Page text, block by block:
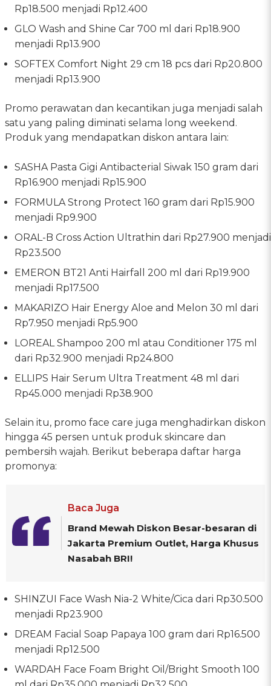
Rp18.500 menjadi Rp12.400
GLO Wash and Shine Car 700 ml dari Rp18.900
menjadi Rp13.900
SOFTEX Comfort Night 29 cm 18 pcs dari Rp20.800
menjadi Rp13.900
Promo perawatan dan kecantikan juga menjadi salah
satu yang paling diminati selama long weekend.
Produk yang mendapatkan diskon antara lain:
SASHA Pasta Gigi Antibacterial Siwak 150 gram dari
Rp16.900 menjadi Rp15.900
FORMULA Strong Protect 160 gram dari Rp15.900
menjadi Rp9.900
ORAL-B Cross Action Ultrathin dari Rp27.900 menjadi
Rp23.500
EMERON BT21 Anti Hairfall 200 ml dari Rp19.900
menjadi Rp17.500
MAKARIZO Hair Energy Aloe and Melon 30 ml dari
Rp7.950 menjadi Rp5.900
LOREAL Shampoo 200 ml atau Conditioner 175 ml
dari Rp32.900 menjadi Rp24.800
ELLIPS Hair Serum Ultra Treatment 48 ml dari
Rp45.000 menjadi Rp38.900
Selain itu, promo face care juga menghadirkan diskon
hingga 45 persen untuk produk skincare dan
pembersih wajah. Berikut beberapa daftar harga
promonya:
Baca Juga
Brand Mewah Diskon Besar-besaran di
Jakarta Premium Outlet, Harga Khusus
Nasabah BRI!
SHINZUI Face Wash Nia-2 White/Cica dari Rp30.500
menjadi Rp23.900
DREAM Facial Soap Papaya 100 gram dari Rp16.500
menjadi Rp12.500
WARDAH Face Foam Bright Oil/Bright Smooth 100